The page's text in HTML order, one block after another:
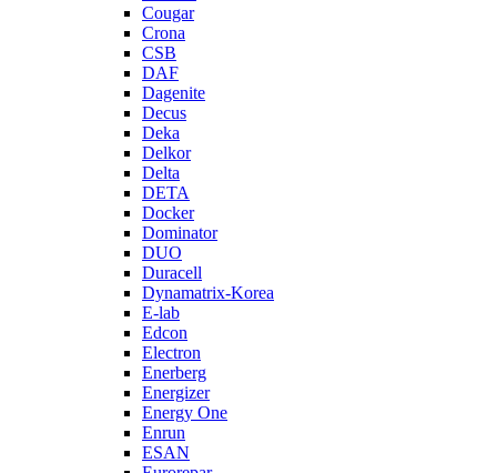
Cougar
Crona
CSB
DAF
Dagenite
Decus
Deka
Delkor
Delta
DETA
Docker
Dominator
DUO
Duracell
Dynamatrix-Korea
E-lab
Edcon
Electron
Enerberg
Energizer
Energy One
Enrun
ESAN